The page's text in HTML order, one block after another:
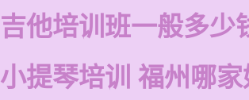
吉他培训班一般多少
小提琴培训 福州哪